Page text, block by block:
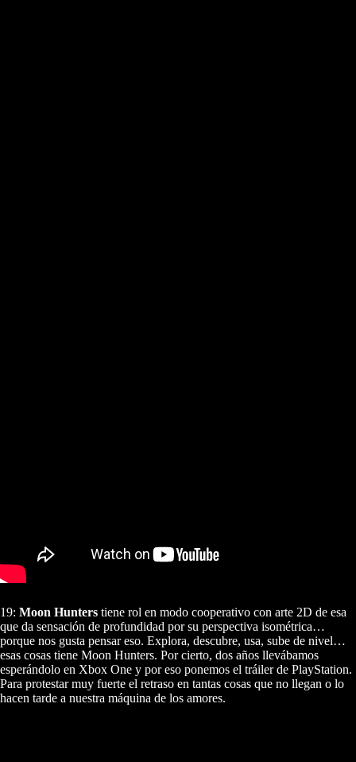
19: Moon Hunters tiene rol en modo cooperativo con arte 2D de esa
que da sensación de profundidad por su perspectiva isométrica…
porque nos gusta pensar eso. Explora, descubre, usa, sube de nivel…
esas cosas tiene Moon Hunters. Por cierto, dos años llevábamos
esperándolo en Xbox One y por eso ponemos el tráiler de PlayStation.
Para protestar muy fuerte el retraso en tantas cosas que no llegan o lo
hacen tarde a nuestra máquina de los amores.